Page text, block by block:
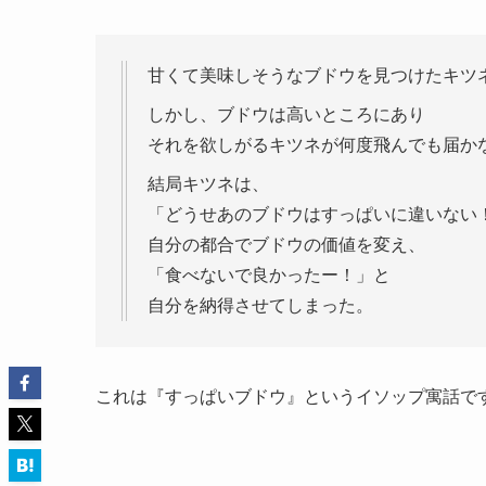
甘くて美味しそうなブドウを見つけたキツ
しかし、ブドウは高いところにあり
それを欲しがるキツネが何度飛んでも届か
結局キツネは、
「どうせあのブドウはすっぱいに違いない
自分の都合でブドウの価値を変え、
「食べないで良かったー！」と
自分を納得させてしまった。
これは『すっぱいブドウ』というイソップ寓話で